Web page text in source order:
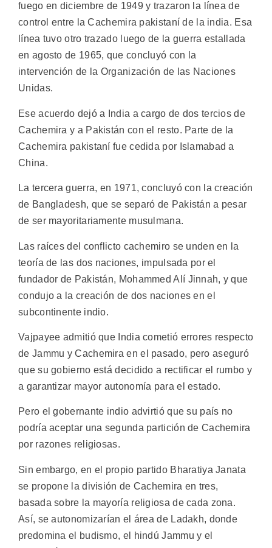
fuego en diciembre de 1949 y trazaron la línea de
control entre la Cachemira pakistaní de la india. Esa
línea tuvo otro trazado luego de la guerra estallada
en agosto de 1965, que concluyó con la
intervención de la Organización de las Naciones
Unidas.
Ese acuerdo dejó a India a cargo de dos tercios de
Cachemira y a Pakistán con el resto. Parte de la
Cachemira pakistaní fue cedida por Islamabad a
China.
La tercera guerra, en 1971, concluyó con la creación
de Bangladesh, que se separó de Pakistán a pesar
de ser mayoritariamente musulmana.
Las raíces del conflicto cachemiro se unden en la
teoría de las dos naciones, impulsada por el
fundador de Pakistán, Mohammed Alí Jinnah, y que
condujo a la creación de dos naciones en el
subcontinente indio.
Vajpayee admitió que India cometió errores respecto
de Jammu y Cachemira en el pasado, pero aseguró
que su gobierno está decidido a rectificar el rumbo y
a garantizar mayor autonomía para el estado.
Pero el gobernante indio advirtió que su país no
podría aceptar una segunda partición de Cachemira
por razones religiosas.
Sin embargo, en el propio partido Bharatiya Janata
se propone la división de Cachemira en tres,
basada sobre la mayoría religiosa de cada zona.
Así, se autonomizarían el área de Ladakh, donde
predomina el budismo, el hindú Jammu y el